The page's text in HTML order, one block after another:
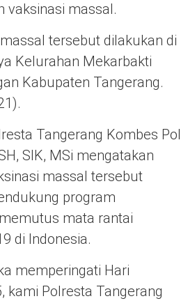
vaksinasi massal.
tersebut dilakukan di
Kelurahan Mekarbakti
Kabupaten Tangerang.
Tangerang Kombes Pol
SIK, MSi mengatakan
massal tersebut
program
mata rantai
di Indonesia.
memperingati Hari
kami Polresta Tangerang